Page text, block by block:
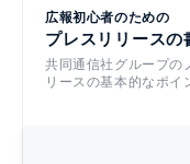
広報初心者のための
プレスリリースの
共同通信社グループの
リースの基本的なポイ